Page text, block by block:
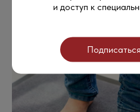
и доступ к
нервной системы у детей.